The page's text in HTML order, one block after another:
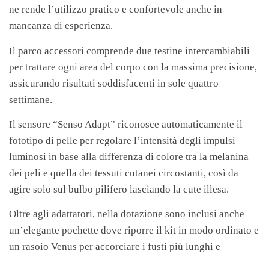
ne rende l’utilizzo pratico e confortevole anche in
mancanza di esperienza.
Il parco accessori comprende due testine intercambiabili
per trattare ogni area del corpo con la massima precisione,
assicurando risultati soddisfacenti in sole quattro
settimane.
Il sensore “Senso Adapt” riconosce automaticamente il
fototipo di pelle per regolare l’intensità degli impulsi
luminosi in base alla differenza di colore tra la melanina
dei peli e quella dei tessuti cutanei circostanti, così da
agire solo sul bulbo pilifero lasciando la cute illesa.
Oltre agli adattatori, nella dotazione sono inclusi anche
un’elegante pochette dove riporre il kit in modo ordinato e
un rasoio Venus per accorciare i fusti più lunghi e